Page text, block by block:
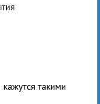
такими